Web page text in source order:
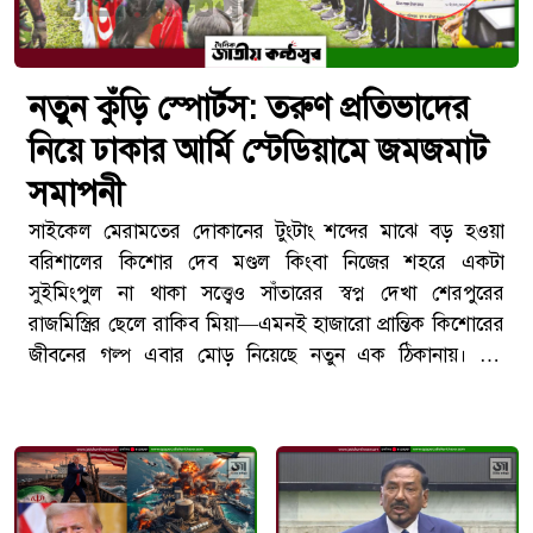
নতুন কুঁড়ি স্পোর্টস: তরুণ প্রতিভাদের
নিয়ে ঢাকার আর্মি স্টেডিয়ামে জমজমাট
সমাপনী
সাইকেল মেরামতের দোকানের টুংটাং শব্দের মাঝে বড় হওয়া
বরিশালের কিশোর দেব মণ্ডল কিংবা নিজের শহরে একটা
সুইমিংপুল না থাকা সত্ত্বেও সাঁতারের স্বপ্ন দেখা শেরপুরের
রাজমিস্ত্রির ছেলে রাকিব মিয়া—এমনই হাজারো প্রান্তিক কিশোরের
জীবনের গল্প এবার মোড় নিয়েছে নতুন এক ঠিকানায়। গত
দেশের নানা প্রান্ত থেকে উঠে আসা এই খুদে প্রতিভারা এসে
মিশেছিল এক মোহনায়। অনুষ্ঠানের মধ্যমণি ছিলেন প্রধানমন্ত্রী
তারেক রহমান নিজে, যিনি তরুণদের আত্মবিশ্বাসী হওয়ার আহ্বান